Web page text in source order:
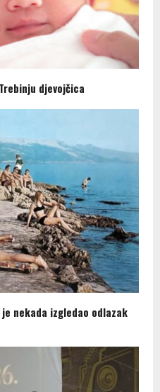
djevojčica
nekada izgledao odlazak